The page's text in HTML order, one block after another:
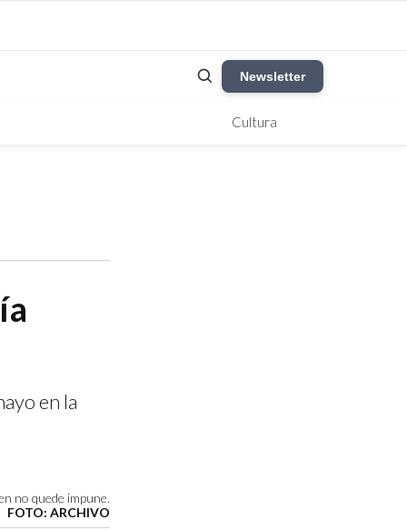
Newsletter
Cultura
en la
no quede impune.
FOTO: ARCHIVO